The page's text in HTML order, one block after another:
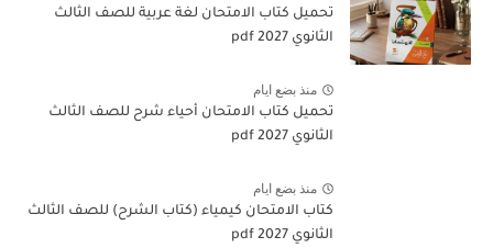
تحميل كتاب الامتحان لغة عربية للصف الثالث
الثانوي 2027 pdf
منذ بضع ايام
تحميل كتاب الامتحان أحياء شرح للصف الثالث
الثانوي 2027 pdf
منذ بضع ايام
كتاب الامتحان كيمياء (كتاب الشرح) للصف الثالث
الثانوي pdf 2027